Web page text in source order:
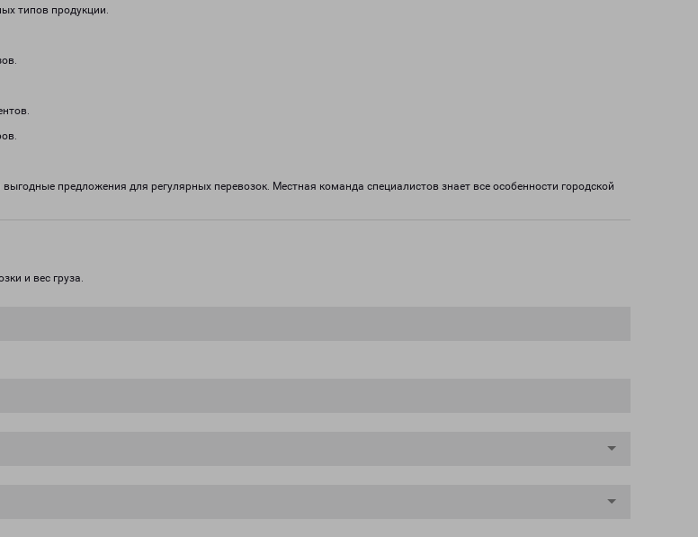
типов продукции.
предложения для регулярных перевозок. Местная команда специалистов знает все особенности городской
и вес груза.